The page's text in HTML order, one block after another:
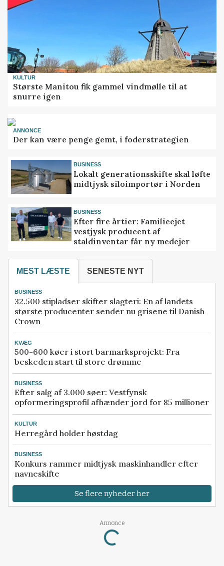
KULTUR
Største Manitou fik gammel vindmølle til at
snurre igen
ANNONCE
Der kan være penge gemt, i foderstrategien
BUSINESS
Lokalt generationsskifte skal løfte
midtjysk siloimportør i Norden
BUSINESS
Efter fire årtier: Familieejet
vestjysk producent af
staldinventar får ny medejer
MEST LÆSTE SENESTE NYT
BUSINESS
32.500 stipladser skifter slagteri: En af landets
største producenter sender nu grisene til Danish
Crown
KVÆG
500-600 køer i stort barmarksprojekt: Fra
beskeden start til store drømme
BUSINESS
Efter salg af 3.000 søer: Vestfynsk
opformeringsprofil afhænder jord for 85 millioner
KULTUR
Herregård holder høstdag
BUSINESS
Konkurs rammer midtjysk maskinhandler efter
navneskifte
Se flere nyheder her
Annonce
Loading...